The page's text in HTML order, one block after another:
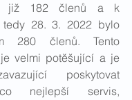
již 182 členů a k
tedy 28. 3. 2022 bylo
280 členů. Tento
velmi potěšující a je
poskytovat
nejlepší servis,